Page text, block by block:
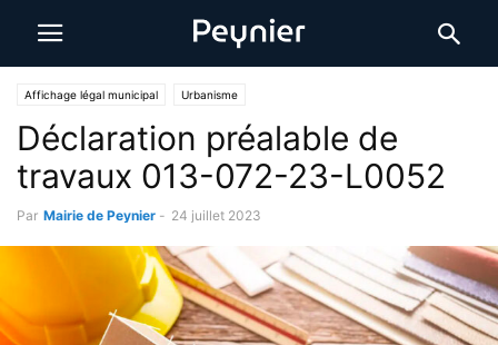
Affichage légal municipal Urbanisme
Déclaration préalable de
travaux 013-072-23-L0052
Par Mairie de Peynier - 24 juillet 2023